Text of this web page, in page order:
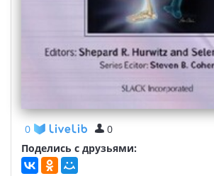
0
0
Поделись с друзьями: